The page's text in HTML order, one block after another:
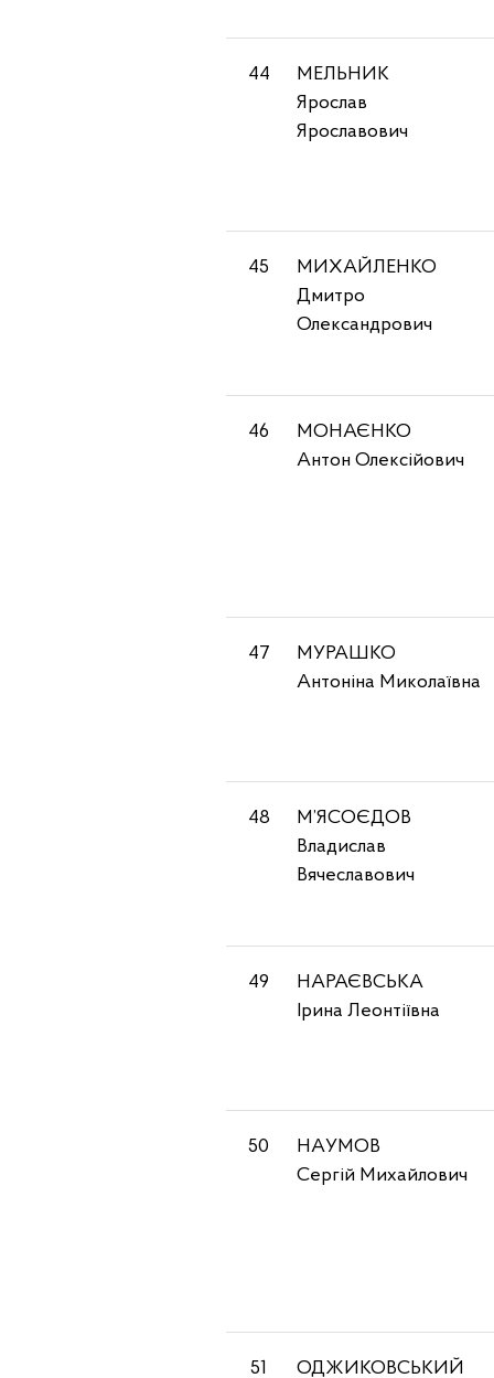
44
МЕЛЬНИК
Ярослав
Ярославович
45
МИХАЙЛЕНКО
Дмитро
Олександрович
46
МОНАЄНКО
Антон Олексійович
47
МУРАШКО
Антоніна Миколаївна
48
М’ЯСОЄДОВ
Владислав
Вячеславович
49
НАРАЄВСЬКА
Ірина Леонтіївна
50
НАУМОВ
Сергій Михайлович
51 ОДЖИКОВСЬКИЙ